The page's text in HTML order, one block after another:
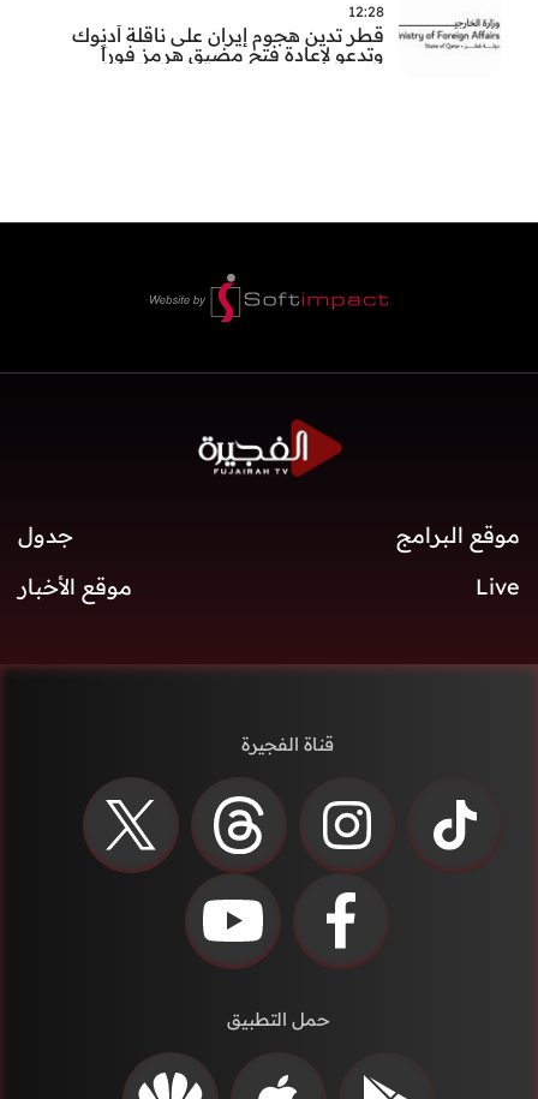
12:28
قطر تدين هجوم إيران على ناقلة أدنوك
وتدعو لإعادة فتح مضيق هرمز فوراً
موقع البرامج
جدول
Live
موقع الأخبار
قناة الفجيرة
حمل التطبيق